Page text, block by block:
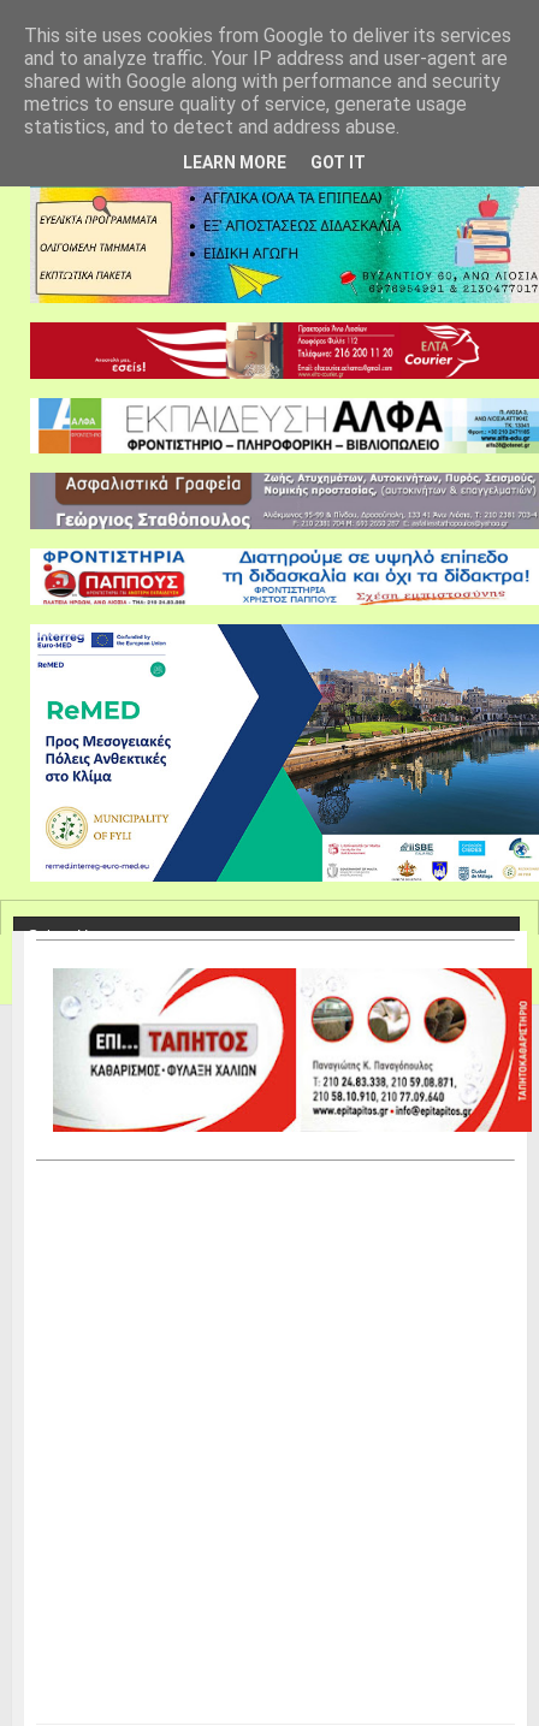
This site uses cookies from Google to deliver its services
and to analyze traffic. Your IP address and user-agent are
shared with Google along with performance and security
metrics to ensure quality of service, generate usage
statistics, and to detect and address abuse.
LEARN MORE GOT IT